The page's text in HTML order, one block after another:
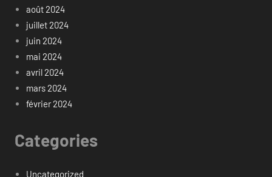
août 2024
juillet 2024
juin 2024
mai 2024
avril 2024
mars 2024
février 2024
Categories
Uncategorized